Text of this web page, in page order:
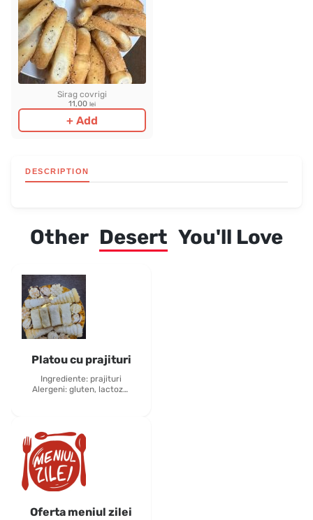
Sirag covrigi
11,00 lei
+ Add
DESCRIPTION
Other Desert You'll Love
Platou cu prajituri
Ingrediente: prajituri
Alergeni: gluten, lactoza,
Oferta meniul zilei